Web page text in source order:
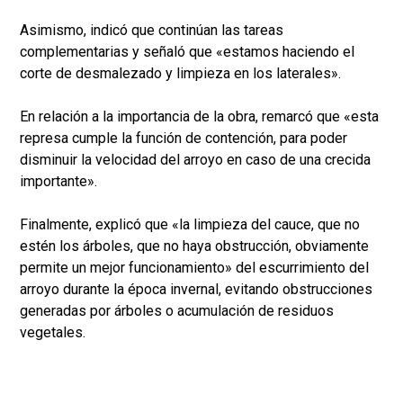
Asimismo, indicó que continúan las tareas
complementarias y señaló que «estamos haciendo el
corte de desmalezado y limpieza en los laterales».
En relación a la importancia de la obra, remarcó que «esta
represa cumple la función de contención, para poder
disminuir la velocidad del arroyo en caso de una crecida
importante».
Finalmente, explicó que «la limpieza del cauce, que no
estén los árboles, que no haya obstrucción, obviamente
permite un mejor funcionamiento» del escurrimiento del
arroyo durante la época invernal, evitando obstrucciones
generadas por árboles o acumulación de residuos
vegetales.